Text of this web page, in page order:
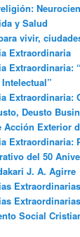
y Salud
vivir,
Extraordinaria
Extraordinaria:
Extraordinaria:
Deusto
Acción Exterior
Extraordinaria:
del 50
J. A. Agirre
Extraordinarias
Social